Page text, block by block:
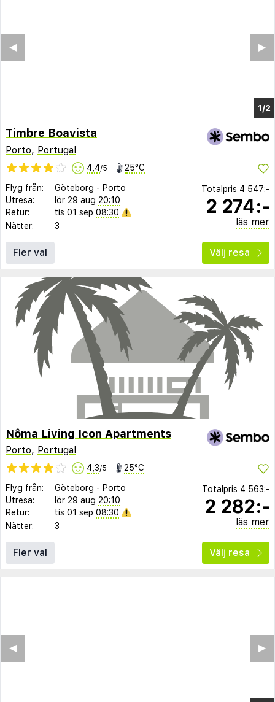
Timbre Boavista
Porto, Portugal
4,4/5 25°C
Flyg från: Göteborg - Porto
Utresa:
lör 29 aug 20:10
Retur:
tis 01 sep 08:30
Nätter:
3
Totalpris 4 547:-
2 274:-
läs mer
Fler val Välj resa
Nôma Living Icon Apartments
Porto, Portugal
4,3/5 25°C
Flyg från: Göteborg - Porto
Utresa:
lör 29 aug 20:10
Retur:
tis 01 sep 08:30
Nätter:
3
Totalpris 4 563:-
2 282:-
läs mer
Fler val Välj resa
▶︎
◀︎